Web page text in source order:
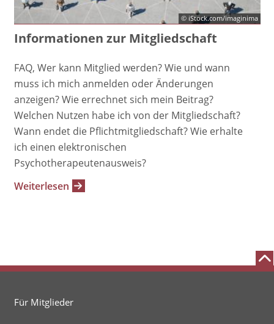
© iStock.com/imaginima
Informationen zur Mitgliedschaft
FAQ, Wer kann Mitglied werden? Wie und wann
muss ich mich anmelden oder Änderungen
anzeigen? Wie errechnet sich mein Beitrag?
Welchen Nutzen habe ich von der Mitgliedschaft?
Wann endet die Pflichtmitgliedschaft? Wie erhalte
ich einen elektronischen
Psychotherapeutenausweis?
Weiterlesen
Für Mitglieder